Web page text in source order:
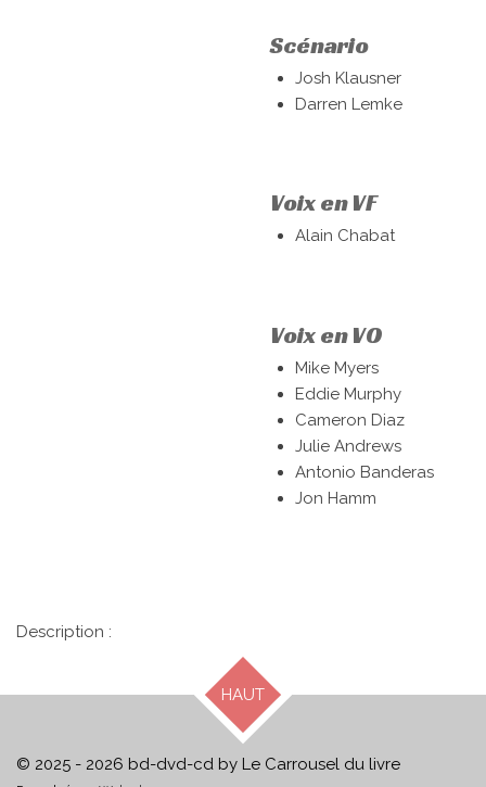
Scénario
Josh Klausner
Darren Lemke
Voix en VF
Alain Chabat
Voix en VO
Mike Myers
Eddie Murphy
Cameron Diaz
Julie Andrews
Antonio Banderas
Jon Hamm
Description :
HAUT
© 2025 - 2026 bd-dvd-cd by Le Carrousel du livre